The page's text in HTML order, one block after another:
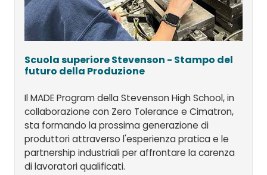
Scuola superiore Stevenson - Stampo del
futuro della Produzione
Il MADE Program della Stevenson High School, in
collaborazione con Zero Tolerance e Cimatron,
sta formando la prossima generazione di
produttori attraverso l'esperienza pratica e le
partnership industriali per affrontare la carenza
di lavoratori qualificati.